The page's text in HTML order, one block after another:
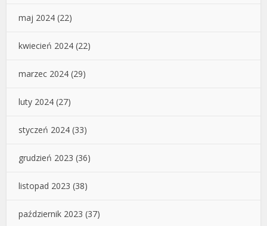
maj 2024 (22)
kwiecień 2024 (22)
marzec 2024 (29)
luty 2024 (27)
styczeń 2024 (33)
grudzień 2023 (36)
listopad 2023 (38)
październik 2023 (37)